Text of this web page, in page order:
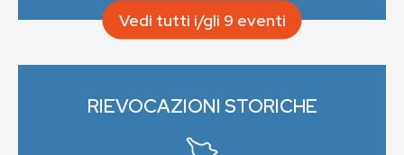
Vedi tutti i/gli 9 eventi
RIEVOCAZIONI STORICHE